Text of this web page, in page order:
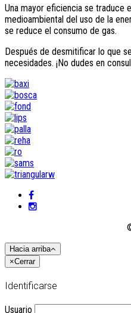
Una mayor eficiencia se traduce
medioambiental del uso de la
se reduce el consumo de gas.
Después de desmitificar lo que
necesidades. ¡No dudes en
Hacia arriba
×Cerrar
Identificarse
Usuario